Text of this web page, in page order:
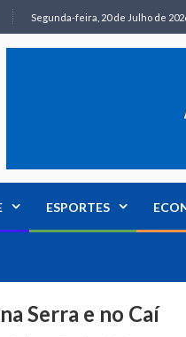
Segunda-feira, 20 de Julho de
ESPORTES
Serra e no Caí